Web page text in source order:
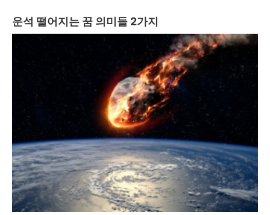
운석 떨어지는 꿈 의미들 2가지